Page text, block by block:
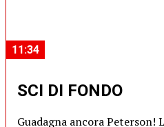
11:34
SCI DI FONDO
Guadagna ancora Peterson!